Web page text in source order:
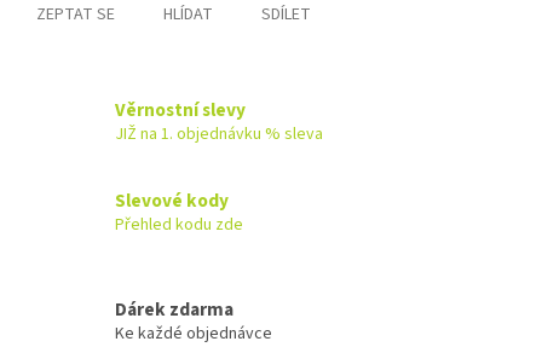
ZEPTAT SE HLÍDAT SDÍLET
Věrnostní slevy
JIŽ na 1. objednávku % sleva
Slevové kody
Přehled kodu zde
Dárek zdarma
Ke každé objednávce